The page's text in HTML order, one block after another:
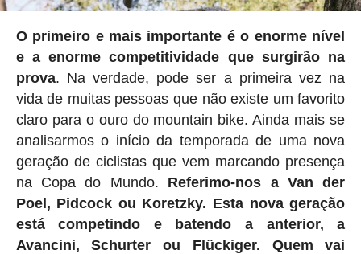
O primeiro e mais importante é o enorme nível
e a enorme competitividade que surgirão na
prova. Na verdade, pode ser a primeira vez na
vida de muitas pessoas que não existe um favorito
claro para o ouro do mountain bike. Ainda mais se
analisarmos o início da temporada de uma nova
geração de ciclistas que vem marcando presença
na Copa do Mundo. Referimo-nos a Van der
Poel, Pidcock ou Koretzky. Esta nova geração
está competindo e batendo a anterior, a
Avancini, Schurter ou Flückiger. Quem vai